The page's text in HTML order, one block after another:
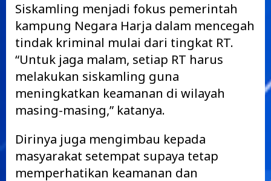
Siskamling menjadi fokus pemerintah
kampung Negara Harja dalam mencegah
tindak kriminal mulai dari tingkat RT.
“Untuk jaga malam, setiap RT harus
melakukan siskamling guna
meningkatkan keamanan di wilayah
masing-masing,” katanya.
Dirinya juga mengimbau kepada
masyarakat setempat supaya tetap
memperhatikan keamanan dan